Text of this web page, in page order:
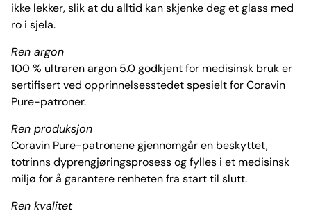
ikke lekker, slik at du alltid kan skjenke deg et glass med
ro i sjela.
Ren argon
100 % ultraren argon 5.0 godkjent for medisinsk bruk er
sertifisert ved opprinnelsesstedet spesielt for Coravin
Pure-patroner.
Ren produksjon
Coravin Pure-patronene gjennomgår en beskyttet,
totrinns dyprengjøringsprosess og fylles i et medisinsk
miljø for å garantere renheten fra start til slutt.
Ren kvalitet